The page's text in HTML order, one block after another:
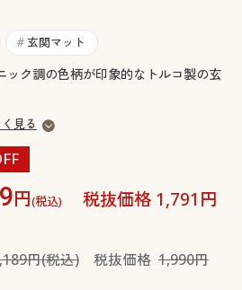
わせ
# 玄関マット
ック調の色柄が印象的なトルコ製の玄
見る
円(税込)
税抜価格 1,791円
円(税込)税抜価格 1,990円